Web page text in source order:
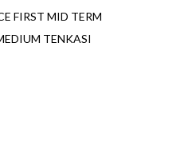
FIRST MID TERM
TENKASI